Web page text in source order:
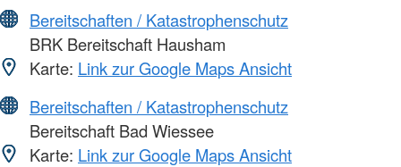
Bereitschaften / Katastrophenschutz
BRK Bereitschaft Hausham
Karte: Link zur Google Maps Ansicht
Bereitschaften / Katastrophenschutz
Bereitschaft Bad Wiessee
Karte: Link zur Google Maps Ansicht